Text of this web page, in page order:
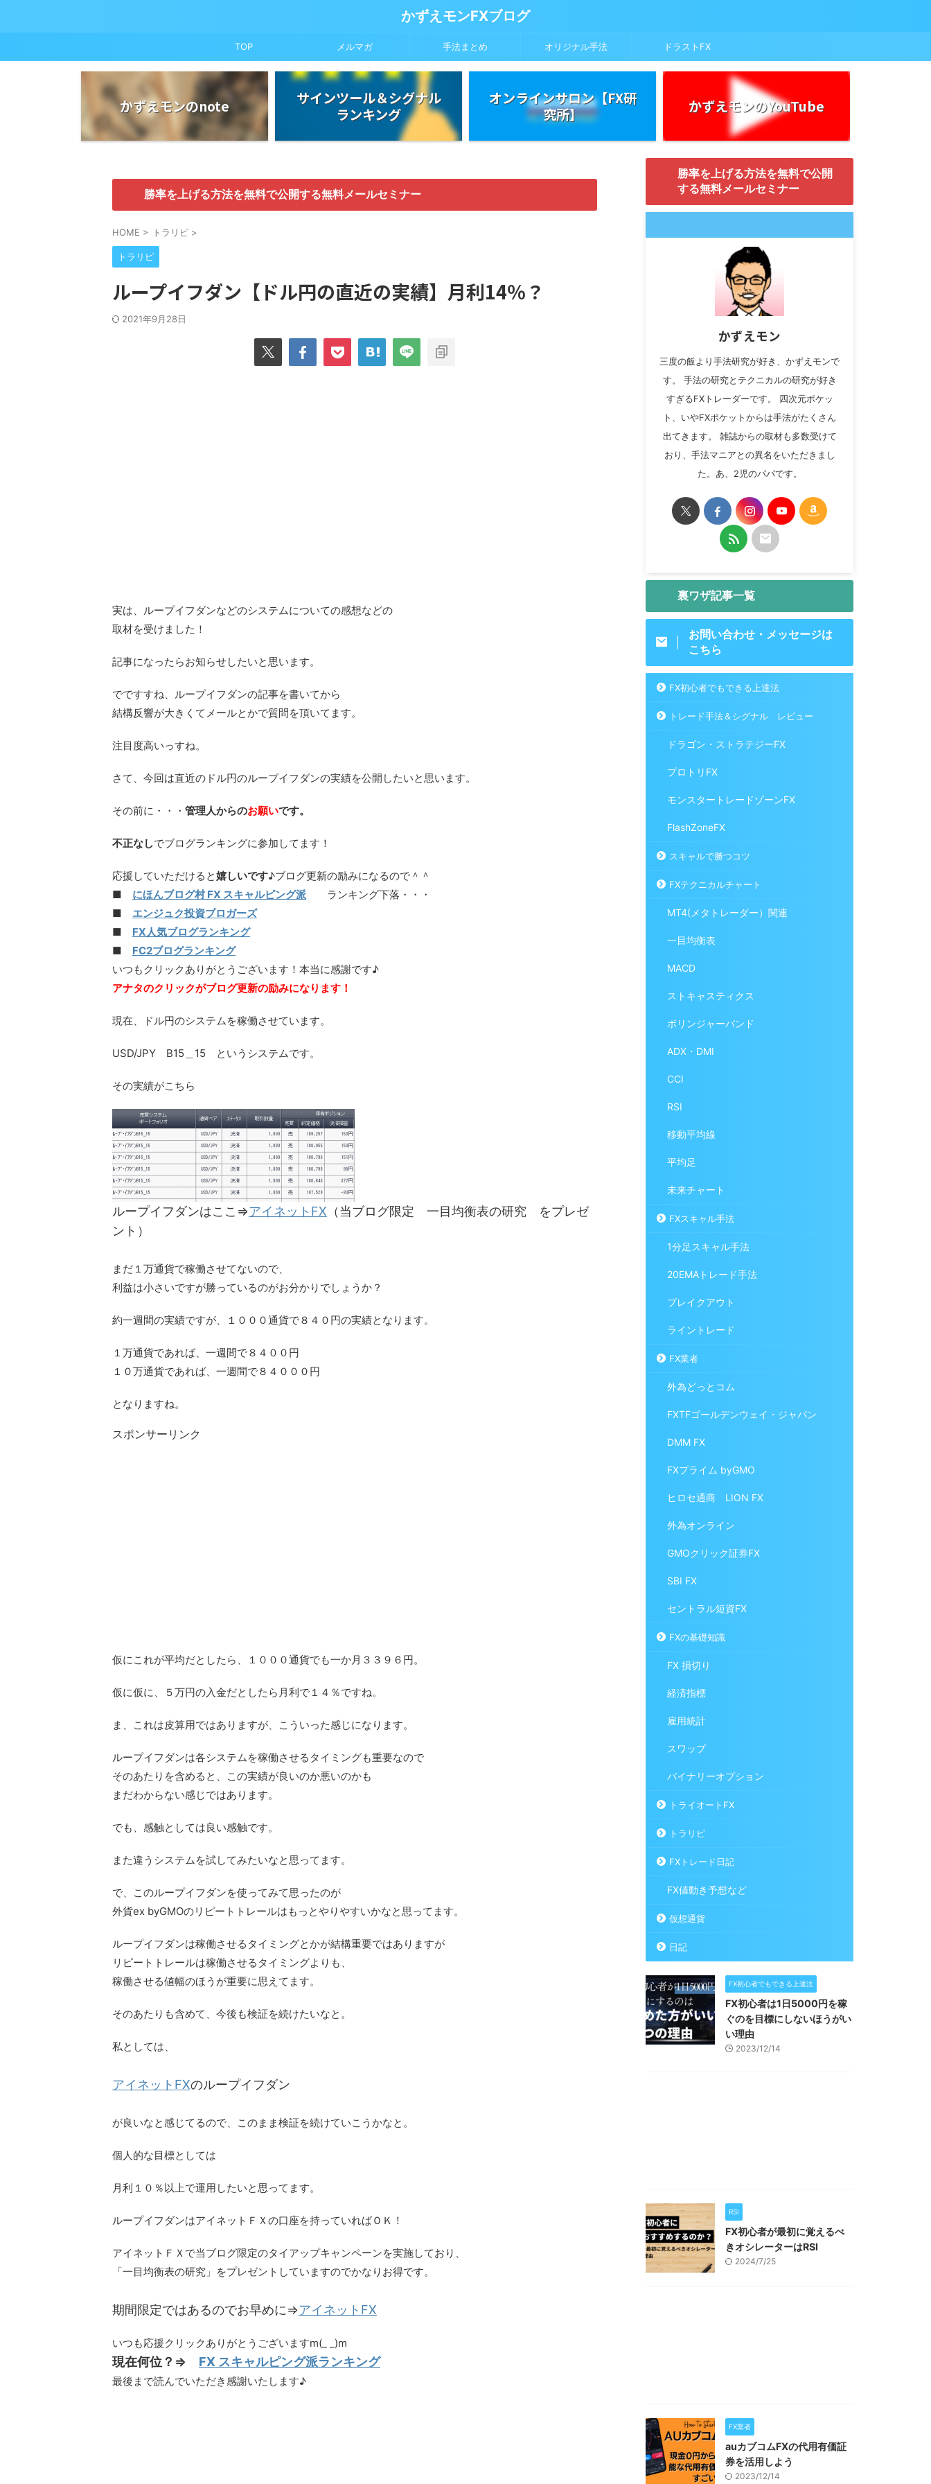
かずえモンFXブログ
TOP メルマガ 手法まとめ オリジナル手法 ドラストFX
かずえモンのnote
サインツール＆シグナル
ランキング
オンラインサロン【FX研
究所】
かずえモンのYouTube
勝率を上げる方法を無料で公開する無料メールセミナー
HOME > トラリピ >
トラリピ
ループイフダン【ドル円の直近の実績】月利14％？
2021年9月28日
実は、ループイフダンなどのシステムについての感想などの
取材を受けました！
記事になったらお知らせしたいと思います。
でですすね、ループイフダンの記事を書いてから
結構反響が大きくてメールとかで質問を頂いてます。
注目度高いっすね。
さて、今回は直近のドル円のループイフダンの実績を公開したいと思います。
その前に・・・ 管理人からのお願いです。
不正なしでブログランキングに参加してます！
応援していただけると嬉しいです♪ブログ更新の励みになるので＾＾
■ にほんブログ村 FX スキャルピング派
ランキング下落・・・
■ エンジュク投資ブロガーズ
■ FX人気ブログランキング
■ FC2ブログランキング
いつもクリックありがとうございます！本当に感謝です♪
アナタのクリックがブログ更新の励みになります！
現在、ドル円のシステムを稼働させています。
USD/JPY B15＿15 というシステムです。
その実績がこちら
ループイフダンはここ⇒アイネットFX （当ブログ限定 一目均衡表の研究 をプレゼ
ント）
まだ１万通貨で稼働させてないので、
利益は小さいですが勝っているのがお分かりでしょうか？
約一週間の実績ですが、１０００通貨で８４０円の実績となります。
１万通貨であれば、一週間で８４００円
１０万通貨であれば、一週間で８４０００円
となりますね。
スポンサーリンク
仮にこれが平均だとしたら、１０００通貨でも一か月３３９６円。
仮に仮に、５万円の入金だとしたら月利で１４％ですね。
ま、これは皮算用ではありますが、こういった感じになります。
ループイフダンは各システムを稼働させるタイミングも重要なので
そのあたりを含めると、この実績が良いのか悪いのかも
まだわからない感じではあります。
でも、感触としては良い感触です。
また違うシステムを試してみたいなと思ってます。
で、このループイフダンを使ってみて思ったのが
外貨ex byGMOのリピートトレールはもっとやりやすいかなと思ってます。
ループイフダンは稼働させるタイミングとかが結構重要ではありますが
リピートトレールは稼働させるタイミングよりも、
稼働させる値幅のほうが重要に思えてます。
そのあたりも含めて、今後も検証を続けたいなと。
私としては、
アイネットFXのループイフダン
が良いなと感じてるので、このまま検証を続けていこうかなと。
個人的な目標としては
月利１０％以上で運用したいと思ってます。
ループイフダンはアイネットＦＸの口座を持っていればＯＫ！
アイネットＦＸで当ブログ限定のタイアップキャンペーンを実施しており、
「一目均衡表の研究」をプレゼントしていますのでかなりお得です。
期間限定ではあるのでお早めに⇒アイネットFX
いつも応援クリックありがとうございますm(_ _)m
現在何位？⇒ FX スキャルピング派ランキング
最後まで読んでいただき感謝いたします♪
勝率を上げる方法を無料で公開
する無料メールセミナー
かずえモン
三度の飯より手法研究が好き、かずえモンで
す。 手法の研究とテクニカルの研究が好き
すぎるFXトレーダーです。 四次元ポケッ
ト、いやFXポケットからは手法がたくさん
出てきます。 雑誌からの取材も多数受けて
おり、手法マニアとの異名をいただきまし
た。あ、2児のパパです。
裏ワザ記事一覧
お問い合わせ・メッセージは
こちら
FX初心者でもできる上達法
トレード手法＆シグナル レビュー
ドラゴン・ストラテジーFX
プロトリFX
モンスタートレードゾーンFX
FlashZoneFX
スキャルで勝つコツ
FXテクニカルチャート
MT4(メタトレーダー）関連
一目均衡表
MACD
ストキャスティクス
ボリンジャーバンド
ADX・DMI
CCI
RSI
移動平均線
平均足
未来チャート
FXスキャル手法
1分足スキャル手法
20EMAトレード手法
ブレイクアウト
ライントレード
FX業者
外為どっとコム
FXTFゴールデンウェイ・ジャパン
DMM FX
FXプライム byGMO
ヒロセ通商 LION FX
外為オンライン
GMOクリック証券FX
SBI FX
セントラル短資FX
FXの基礎知識
FX 損切り
経済指標
雇用統計
スワップ
バイナリーオプション
トライオートFX
トラリピ
FXトレード日記
FX値動き予想など
仮想通貨
日記
FX初心者でもできる上達法
FX初心者は1日5000円を稼
ぐのを目標にしないほうがい
い理由
2023/12/14
RSI
FX初心者が最初に覚えるべ
きオシレーターはRSI
2024/7/25
FX業者
auカブコムFXの代用有価証
券を活用しよう
2023/12/14